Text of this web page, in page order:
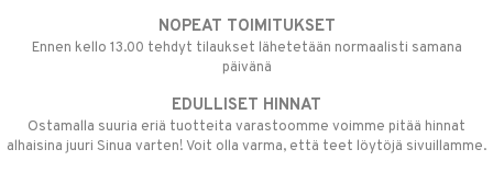
NOPEAT TOIMITUKSET
Ennen kello 13.00 tehdyt tilaukset lähetetään normaalisti samana
päivänä
EDULLISET HINNAT
Ostamalla suuria eriä tuotteita varastoomme voimme pitää hinnat
alhaisina juuri Sinua varten! Voit olla varma, että teet löytöjä sivuillamme.